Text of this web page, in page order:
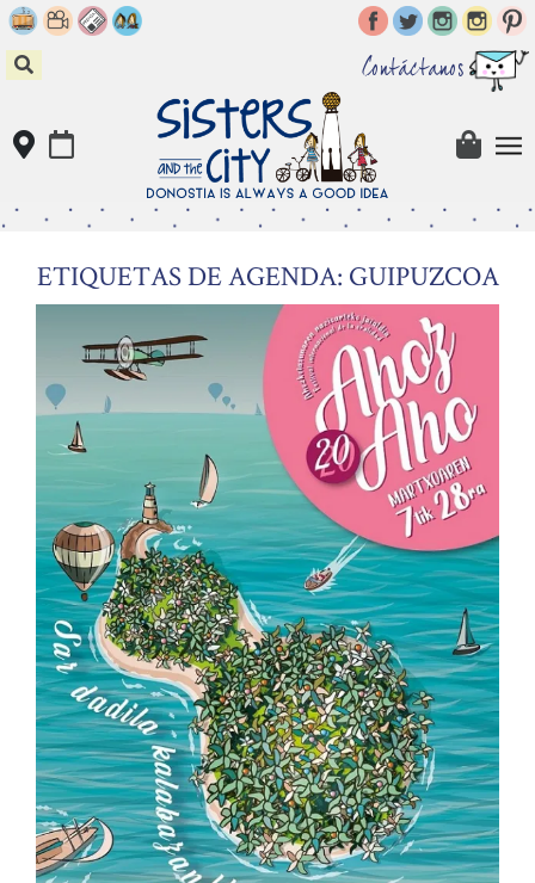
Skip
to
content
Contáctanos
ETIQUETAS DE AGENDA: GUIPUZCOA